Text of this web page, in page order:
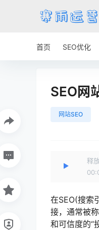
首页 SEO优化
SEO网
网站SEO
释
在SEO(搜索
接，通常被
和可信度的“